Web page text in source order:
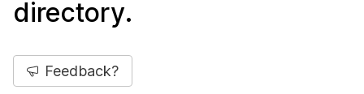
directory.
Feedback?